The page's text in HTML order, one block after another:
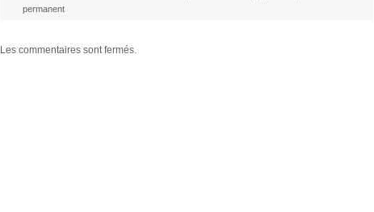
permanent
Les commentaires sont fermés.